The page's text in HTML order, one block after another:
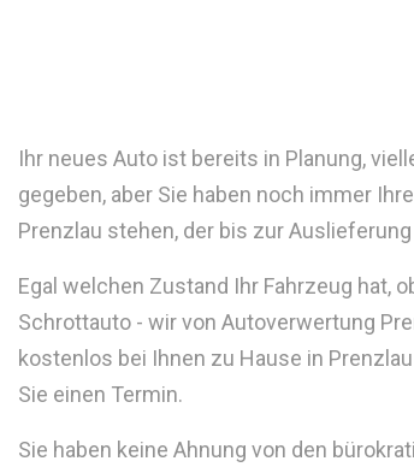
Ihr neues Auto ist bereits in Planung,
gegeben, aber Sie haben noch immer
Prenzlau stehen, der bis zur
Egal welchen Zustand Ihr Fahrzeug hat,
Schrottauto - wir von Autoverwertung
kostenlos bei Ihnen zu Hause in
Sie einen Termin.
Sie haben keine Ahnung von den